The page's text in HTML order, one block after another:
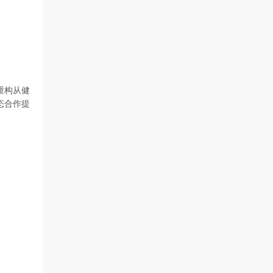
构从健
合作提